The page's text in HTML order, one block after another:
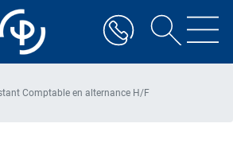
Comptable en alternance H/F